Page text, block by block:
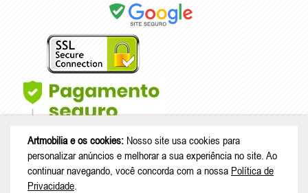
Artmobilia e os cookies: Nosso site usa cookies para
personalizar anúncios e melhorar a sua experiência no site. Ao
continuar navegando, você concorda com a nossa Política de
Privacidade